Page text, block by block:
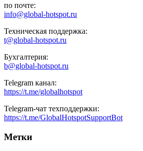
по почте:
info@global-hotspot.ru
Техническая поддержка:
t@global-hotspot.ru
Бухгалтерия:
b@global-hotspot.ru
Telegram канал:
https://t.me/globalhotspot
Telegram-чат техподдержки:
https://t.me/GlobalHotspotSupportBot
Метки